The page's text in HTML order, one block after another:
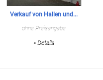
Verkauf von Hallen und...
ohne Preisangabe
» Details